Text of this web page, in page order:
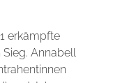
erkämpfte
Annabell